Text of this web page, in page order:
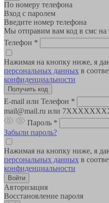
По номеру телефона
Вход с паролем
Введите номер телефона
Мы отправим вам код в смс на
Телефон *
Нажимая на кнопку ниже, я
персональных данных в
конфиденциальности
E-mail или Телефон *
mail@mail.ru или
Пароль *
Забыли пароль?
Нажимая на кнопку ниже, я
персональных данных в
конфиденциальности
Авторизация
Восстановление пароля